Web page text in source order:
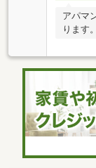
アパマ
ります。